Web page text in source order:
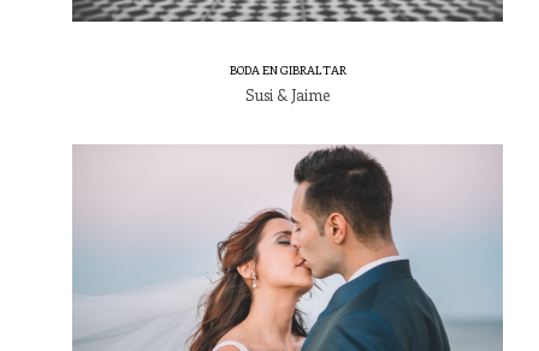
BODA EN GIBRALTAR
Susi & Jaime